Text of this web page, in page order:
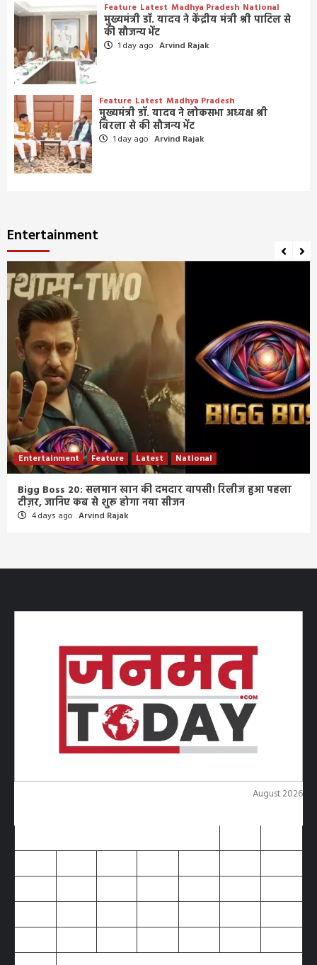
Feature Latest Madhya Pradesh National
मुख्यमंत्री डॉ. यादव ने केंद्रीय मंत्री श्री पाटिल से
की सौजन्य भेंट
1 day ago Arvind Rajak
Feature Latest Madhya Pradesh
मुख्यमंत्री डॉ. यादव ने लोकसभा अध्यक्ष श्री
बिरला से की सौजन्य भेंट
1 day ago Arvind Rajak
Entertainment
Entertainment Feature Latest National
Bigg Boss 20: सलमान खान की दमदार वापसी! रिलीज हुआ पहला
टीज़र, जानिए कब से शुरू होगा नया सीजन
4 days ago Arvind Rajak
August 2026